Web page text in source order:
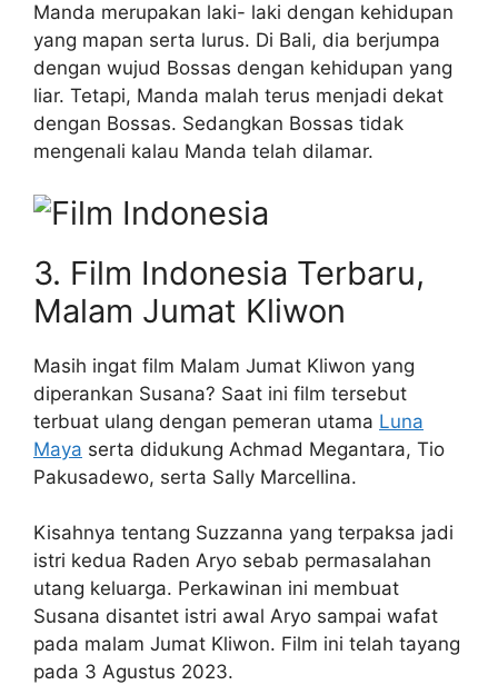
Manda merupakan laki- laki dengan kehidupan
yang mapan serta lurus. Di Bali, dia berjumpa
dengan wujud Bossas dengan kehidupan yang
liar. Tetapi, Manda malah terus menjadi dekat
dengan Bossas. Sedangkan Bossas tidak
mengenali kalau Manda telah dilamar.
3. Film Indonesia Terbaru,
Malam Jumat Kliwon
Masih ingat film Malam Jumat Kliwon yang
diperankan Susana? Saat ini film tersebut
terbuat ulang dengan pemeran utama Luna
Maya serta didukung Achmad Megantara, Tio
Pakusadewo, serta Sally Marcellina.
Kisahnya tentang Suzzanna yang terpaksa jadi
istri kedua Raden Aryo sebab permasalahan
utang keluarga. Perkawinan ini membuat
Susana disantet istri awal Aryo sampai wafat
pada malam Jumat Kliwon. Film ini telah tayang
pada 3 Agustus 2023.